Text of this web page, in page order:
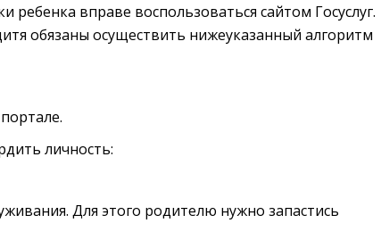
ребенка вправе воспользоваться сайтом Госуслуг.
обязаны осуществить нижеуказанный алгоритм
личность:
Для этого родителю нужно запастись